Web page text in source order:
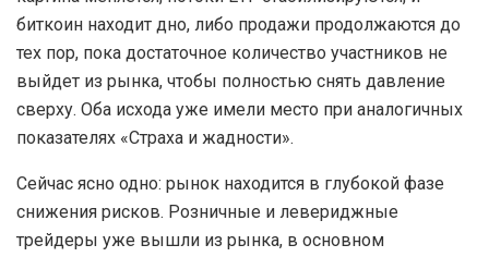
биткоин находит дно, либо продажи продолжаются до
тех пор, пока достаточное количество участников не
выйдет из рынка, чтобы полностью снять давление
сверху. Оба исхода уже имели место при аналогичных
показателях «Страха и жадности».
Сейчас ясно одно: рынок находится в глубокой фазе
снижения рисков. Розничные и левериджные
трейдеры уже вышли из рынка, в основном